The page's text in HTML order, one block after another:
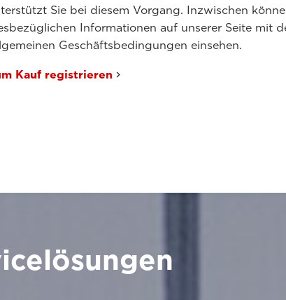
Sie bei diesem Vorgang. Inzwischen
Informationen auf unserer Seite mit
Geschäftsbedingungen einsehen.
Kauf registrieren